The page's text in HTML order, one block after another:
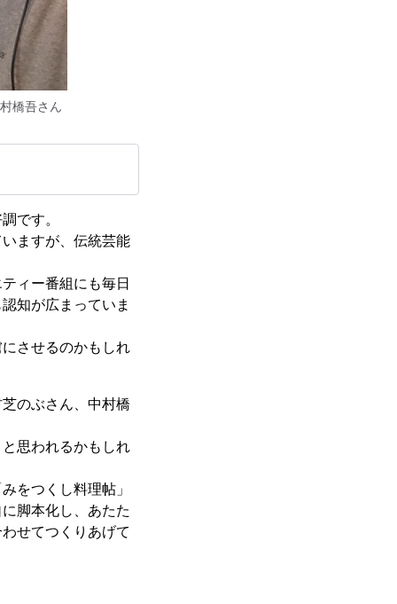
橋吾さん
です。
ますが、伝統芸能
ィー番組にも毎日
知が広まっていま
させるのかもしれ
のぶさん、中村橋
思われるかもしれ
をつくし料理帖」
脚本化し、あたた
せてつくりあげて